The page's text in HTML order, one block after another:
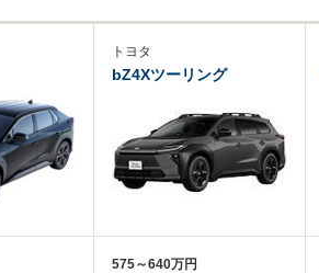
トヨタ
bZ4Xツーリング
575～640万円